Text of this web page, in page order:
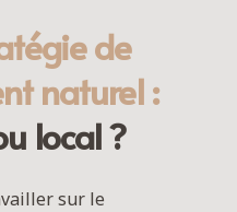
de
naturel :
local ?
sur le